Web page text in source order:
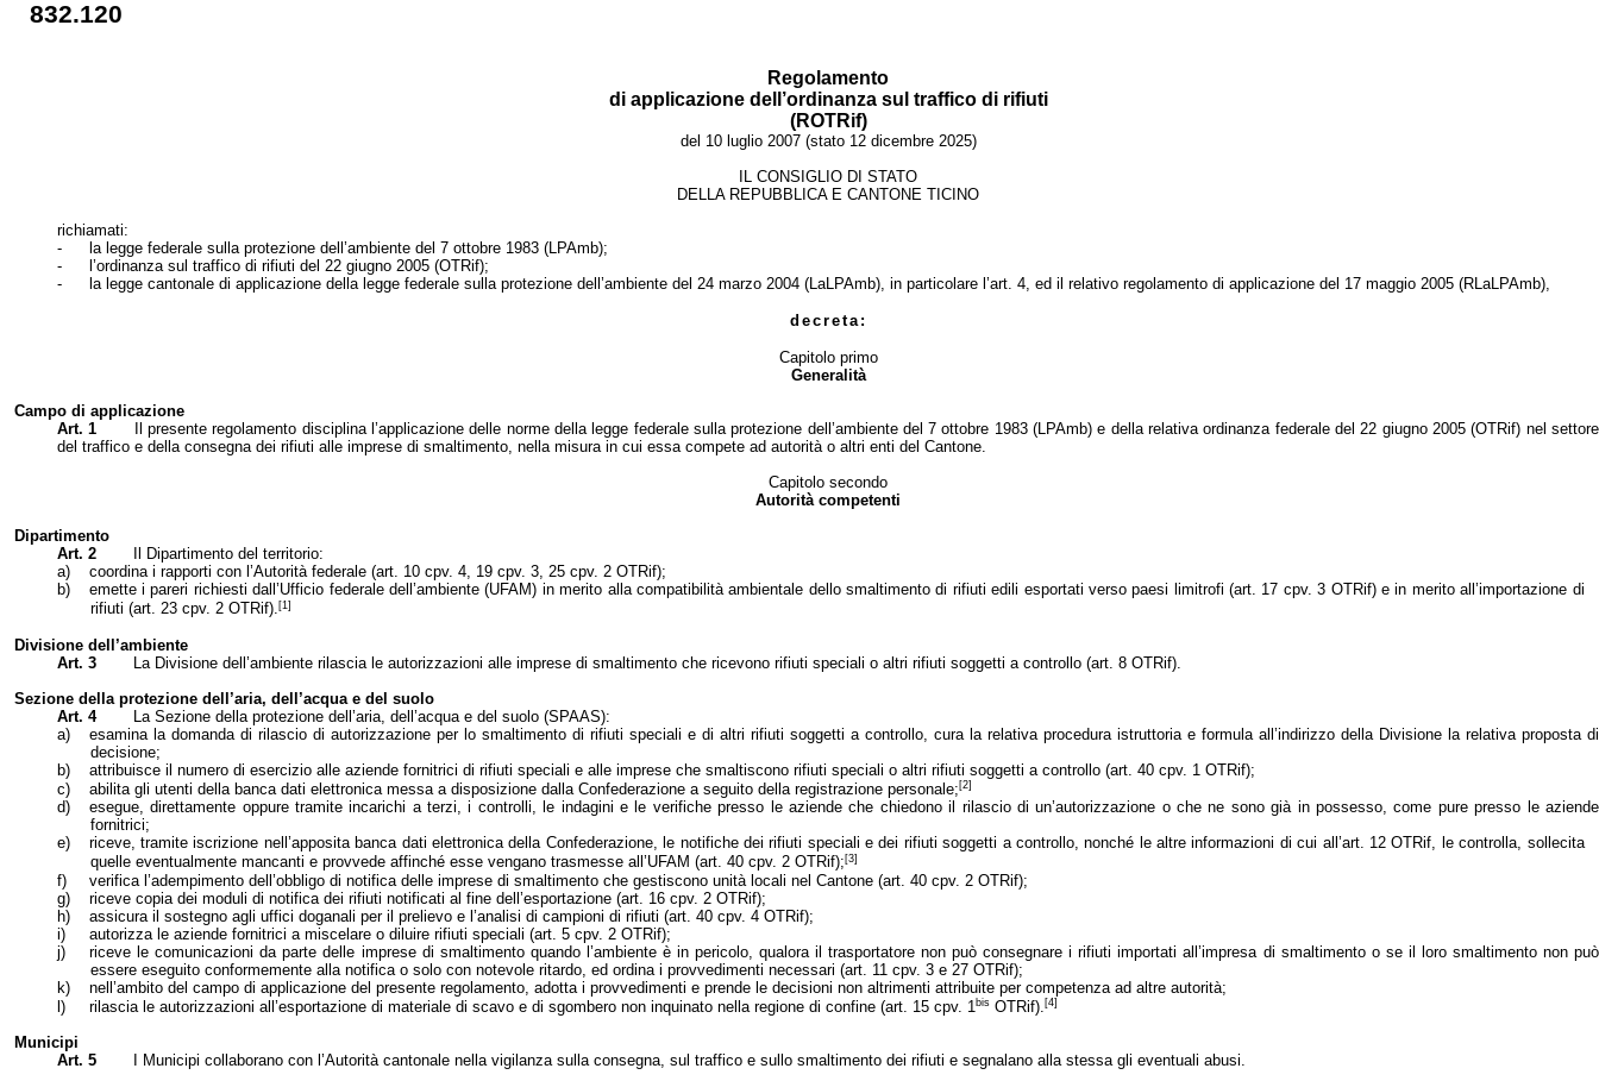
832.120
Regolamento
di applicazione dell’ordinanza sul traffico di rifiuti
(ROTRif)
del 10 luglio 2007 (stato 12 dicembre 2025)
IL CONSIGLIO DI STATO
DELLA REPUBBLICA E CANTONE TICINO
richiamati:
-
la legge federale sulla protezione dell’ambiente del 7 ottobre 1983 (LPAmb);
-
l’ordinanza sul traffico di rifiuti del 22 giugno 2005 (OTRif);
-
la legge cantonale di applicazione della legge federale sulla protezione dell’ambiente del 24 marzo 2004 (LaLPAmb), in particolare l’art. 4, ed il relativo regolamento di applicazione del 17 maggio 2005 (RLaLPAmb),
decreta:
Capitolo primo
Generalità
Campo di applicazione
Art. 1
Il presente regolamento disciplina l’applicazione delle norme della legge federale sulla protezione dell’ambiente del 7 ottobre 1983 (LPAmb) e della relativa ordinanza federale del 22 giugno 2005 (OTRif) nel settore
del traffico e della consegna dei rifiuti alle imprese di smaltimento, nella misura in cui essa compete ad autorità o altri enti del Cantone.
Capitolo secondo
Autorità competenti
Dipartimento
Art. 2
Il Dipartimento del territorio:
a)
coordina i rapporti con l’Autorità federale (art. 10 cpv. 4, 19 cpv. 3, 25 cpv. 2 OTRif);
b)
emette i pareri richiesti dall’Ufficio federale dell’ambiente (UFAM) in merito alla compatibilità ambientale dello smaltimento di rifiuti edili esportati verso paesi limitrofi (art. 17 cpv. 3 OTRif) e in merito all’importazione di
rifiuti (art. 23 cpv. 2 OTRif).[1]
Divisione dell’ambiente
Art. 3
La Divisione dell’ambiente rilascia le autorizzazioni alle imprese di smaltimento che ricevono rifiuti speciali o altri rifiuti soggetti a controllo (art. 8 OTRif).
Sezione della protezione dell’aria, dell’acqua e del suolo
Art. 4
La Sezione della protezione dell’aria, dell’acqua e del suolo (SPAAS):
a)
esamina la domanda di rilascio di autorizzazione per lo smaltimento di rifiuti speciali e di altri rifiuti soggetti a controllo, cura la relativa procedura istruttoria e formula all’indirizzo della Divisione la relativa proposta di
decisione;
b)
attribuisce il numero di esercizio alle aziende fornitrici di rifiuti speciali e alle imprese che smaltiscono rifiuti speciali o altri rifiuti soggetti a controllo (art. 40 cpv. 1 OTRif);
c)
abilita gli utenti della banca dati elettronica messa a disposizione dalla Confederazione a seguito della registrazione personale;[2]
d)
esegue, direttamente oppure tramite incarichi a terzi, i controlli, le indagini e le verifiche presso le aziende che chiedono il rilascio di un’autorizzazione o che ne sono già in possesso, come pure presso le aziende
fornitrici;
e)
riceve, tramite iscrizione nell’apposita banca dati elettronica della Confederazione, le notifiche dei rifiuti speciali e dei rifiuti soggetti a controllo, nonché le altre informazioni di cui all’art. 12 OTRif, le controlla, sollecita
quelle eventualmente mancanti e provvede affinché esse vengano trasmesse all’UFAM (art. 40 cpv. 2 OTRif);[3]
f)
verifica l’adempimento dell’obbligo di notifica delle imprese di smaltimento che gestiscono unità locali nel Cantone (art. 40 cpv. 2 OTRif);
g)
riceve copia dei moduli di notifica dei rifiuti notificati al fine dell’esportazione (art. 16 cpv. 2 OTRif);
h)
assicura il sostegno agli uffici doganali per il prelievo e l’analisi di campioni di rifiuti (art. 40 cpv. 4 OTRif);
i)
autorizza le aziende fornitrici a miscelare o diluire rifiuti speciali (art. 5 cpv. 2 OTRif);
j)
riceve le comunicazioni da parte delle imprese di smaltimento quando l’ambiente è in pericolo, qualora il trasportatore non può consegnare i rifiuti importati all’impresa di smaltimento o se il loro smaltimento non può
essere eseguito conformemente alla notifica o solo con notevole ritardo, ed ordina i provvedimenti necessari (art. 11 cpv. 3 e 27 OTRif);
k)
nell’ambito del campo di applicazione del presente regolamento, adotta i provvedimenti e prende le decisioni non altrimenti attribuite per competenza ad altre autorità;
l)
rilascia le autorizzazioni all’esportazione di materiale di scavo e di sgombero non inquinato nella regione di confine (art. 15 cpv. 1bis OTRif).[4]
Municipi
Art. 5
I Municipi collaborano con l’Autorità cantonale nella vigilanza sulla consegna, sul traffico e sullo smaltimento dei rifiuti e segnalano alla stessa gli eventuali abusi.